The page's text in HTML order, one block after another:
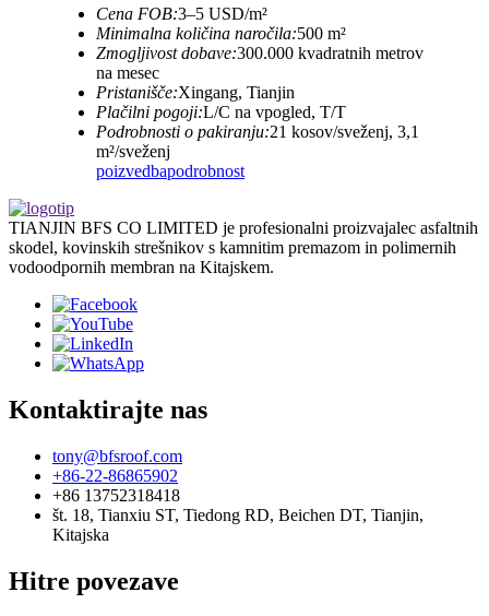
Cena FOB:3–5 USD/m²
Minimalna količina naročila:500 m²
Zmogljivost dobave:300.000 kvadratnih metrov
na mesec
Pristanišče:Xingang, Tianjin
Plačilni pogoji:L/C na vpogled, T/T
Podrobnosti o pakiranju:21 kosov/sveženj, 3,1
m²/sveženj
poizvedbapodrobnost
TIANJIN BFS CO LIMITED je profesionalni proizvajalec asfaltnih
skodel, kovinskih strešnikov s kamnitim premazom in polimernih
vodoodpornih membran na Kitajskem.
Kontaktirajte nas
tony@bfsroof.com
+86-22-86865902
+86 13752318418
št. 18, Tianxiu ST, Tiedong RD, Beichen DT, Tianjin,
Kitajska
Hitre povezave